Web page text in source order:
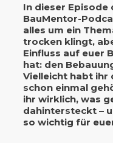
In dieser Episode
BauMentor-
alles um ein
trocken klingt,
Einfluss auf euer
hat: den
Vielleicht habt ihr
schon einmal
ihr wirklich, was
dahintersteckt –
so wichtig für